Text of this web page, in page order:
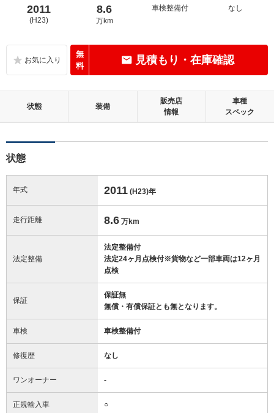
2011
(H23)
8.6
万km
車検整備付
なし
無
料
見積もり・在庫確認
状態 装備
販売店
情報
車種
スペック
状態
年式 2011 (H23)年
走行距離 8.6 万km
法定整備
法定整備付
法定24ヶ月点検付※貨物など一部車両は12ヶ月
点検
保証
保証無
無償・有償保証とも無となります。
車検 車検整備付
修復歴 なし
ワンオーナー -
正規輸入車 ○